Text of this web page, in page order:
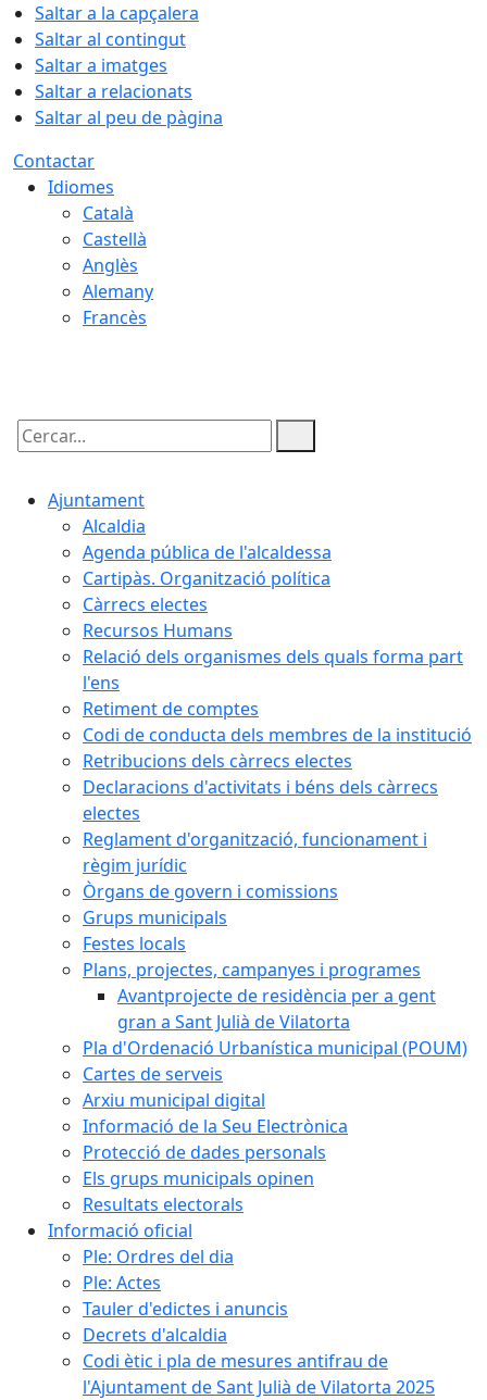
Saltar a la capçalera
Saltar al contingut
Saltar a imatges
Saltar a relacionats
Saltar al peu de pàgina
Contactar
Idiomes
Català
Castellà
Anglès
Alemany
Francès
Cercar:
Ajuntament
Alcaldia
Agenda pública de l'alcaldessa
Cartipàs. Organització política
Càrrecs electes
Recursos Humans
Relació dels organismes dels quals forma part
l'ens
Retiment de comptes
Codi de conducta dels membres de la institució
Retribucions dels càrrecs electes
Declaracions d'activitats i béns dels càrrecs
electes
Reglament d'organització, funcionament i
règim jurídic
Òrgans de govern i comissions
Grups municipals
Festes locals
Plans, projectes, campanyes i programes
Avantprojecte de residència per a gent
gran a Sant Julià de Vilatorta
Pla d'Ordenació Urbanística municipal (POUM)
Cartes de serveis
Arxiu municipal digital
Informació de la Seu Electrònica
Protecció de dades personals
Els grups municipals opinen
Resultats electorals
Informació oficial
Ple: Ordres del dia
Ple: Actes
Tauler d'edictes i anuncis
Decrets d'alcaldia
Codi ètic i pla de mesures antifrau de
l'Ajuntament de Sant Julià de Vilatorta 2025